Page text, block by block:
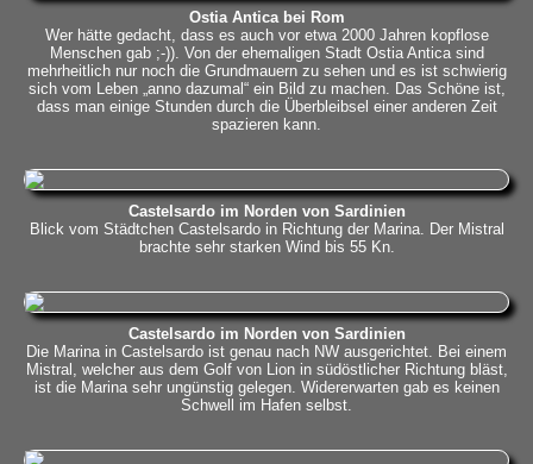
Ostia Antica bei Rom
Wer hätte gedacht, dass es auch vor etwa 2000 Jahren kopflose
Menschen gab ;-)). Von der ehemaligen Stadt Ostia Antica sind
mehrheitlich nur noch die Grundmauern zu sehen und es ist schwierig
sich vom Leben „anno dazumal“ ein Bild zu machen. Das Schöne ist,
dass man einige Stunden durch die Überbleibsel einer anderen Zeit
spazieren kann.
Castelsardo im Norden von Sardinien
Blick vom Städtchen Castelsardo in Richtung der Marina. Der Mistral
brachte sehr starken Wind bis 55 Kn.
Castelsardo im Norden von Sardinien
Die Marina in Castelsardo ist genau nach NW ausgerichtet. Bei einem
Mistral, welcher aus dem Golf von Lion in südöstlicher Richtung bläst,
ist die Marina sehr ungünstig gelegen. Widererwarten gab es keinen
Schwell im Hafen selbst.